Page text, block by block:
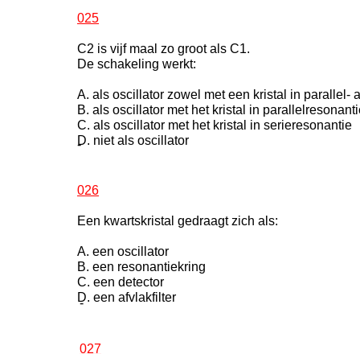
025
C2 is vijf maal zo groot als C1.
De schakeling werkt:
A. als oscillator zowel met een kristal in parallel-
B. als oscillator met het kristal in
C. als oscillator met het kristal in serieresonantie
D. niet als oscillator
-
026
Een kwartskristal gedraagt zich als:
A. een oscillator
B. een resonantiekring
C. een detector
D. een afvlakfilter
-
027